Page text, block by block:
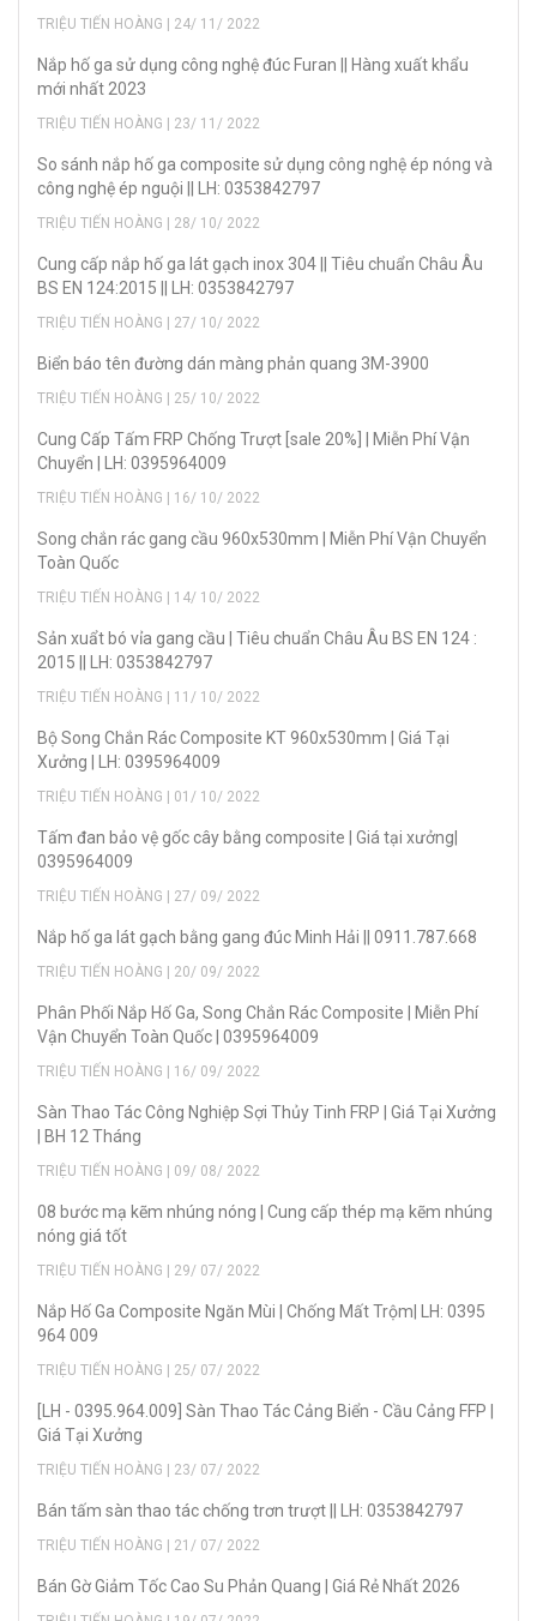
TRIỆU TIẾN HOÀNG | 24/ 11/ 2022
Nắp hố ga sử dụng công nghệ đúc Furan || Hàng xuất khẩu
mới nhất 2023
TRIỆU TIẾN HOÀNG | 23/ 11/ 2022
So sánh nắp hố ga composite sử dụng công nghệ ép nóng và
công nghệ ép nguội || LH: 0353842797
TRIỆU TIẾN HOÀNG | 28/ 10/ 2022
Cung cấp nắp hố ga lát gạch inox 304 || Tiêu chuẩn Châu Âu
BS EN 124:2015 || LH: 0353842797
TRIỆU TIẾN HOÀNG | 27/ 10/ 2022
Biển báo tên đường dán màng phản quang 3M-3900
TRIỆU TIẾN HOÀNG | 25/ 10/ 2022
Cung Cấp Tấm FRP Chống Trượt [sale 20%] | Miễn Phí Vận
Chuyển | LH: 0395964009
TRIỆU TIẾN HOÀNG | 16/ 10/ 2022
Song chắn rác gang cầu 960x530mm | Miễn Phí Vận Chuyển
Toàn Quốc
TRIỆU TIẾN HOÀNG | 14/ 10/ 2022
Sản xuẩt bó vỉa gang cầu | Tiêu chuẩn Châu Âu BS EN 124 :
2015 || LH: 0353842797
TRIỆU TIẾN HOÀNG | 11/ 10/ 2022
Bộ Song Chắn Rác Composite KT 960x530mm | Giá Tại
Xưởng | LH: 0395964009
TRIỆU TIẾN HOÀNG | 01/ 10/ 2022
Tấm đan bảo vệ gốc cây bằng composite | Giá tại xưởng|
0395964009
TRIỆU TIẾN HOÀNG | 27/ 09/ 2022
Nắp hố ga lát gạch bằng gang đúc Minh Hải || 0911.787.668
TRIỆU TIẾN HOÀNG | 20/ 09/ 2022
Phân Phối Nắp Hố Ga, Song Chắn Rác Composite | Miễn Phí
Vận Chuyển Toàn Quốc | 0395964009
TRIỆU TIẾN HOÀNG | 16/ 09/ 2022
Sàn Thao Tác Công Nghiệp Sợi Thủy Tinh FRP | Giá Tại Xưởng
| BH 12 Tháng
TRIỆU TIẾN HOÀNG | 09/ 08/ 2022
08 bước mạ kẽm nhúng nóng | Cung cấp thép mạ kẽm nhúng
nóng giá tốt
TRIỆU TIẾN HOÀNG | 29/ 07/ 2022
Nắp Hố Ga Composite Ngăn Mùi | Chống Mất Trộm| LH: 0395
964 009
TRIỆU TIẾN HOÀNG | 25/ 07/ 2022
[LH - 0395.964.009] Sàn Thao Tác Cảng Biển - Cầu Cảng FFP |
Giá Tại Xưởng
TRIỆU TIẾN HOÀNG | 23/ 07/ 2022
Bán tấm sàn thao tác chống trơn trượt || LH: 0353842797
TRIỆU TIẾN HOÀNG | 21/ 07/ 2022
Bán Gờ Giảm Tốc Cao Su Phản Quang | Giá Rẻ Nhất 2026